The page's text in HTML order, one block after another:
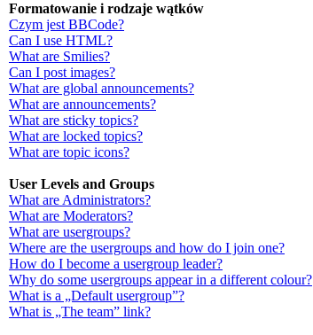
Formatowanie i rodzaje wątków
Czym jest BBCode?
Can I use HTML?
What are Smilies?
Can I post images?
What are global announcements?
What are announcements?
What are sticky topics?
What are locked topics?
What are topic icons?
User Levels and Groups
What are Administrators?
What are Moderators?
What are usergroups?
Where are the usergroups and how do I join one?
How do I become a usergroup leader?
Why do some usergroups appear in a different colour?
What is a „Default usergroup”?
What is „The team” link?